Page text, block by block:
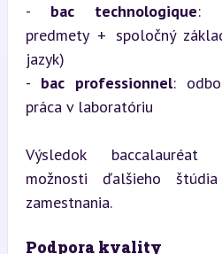
- bac technologique:
predmety + spoločný
jazyk)
- bac professionnel:
práca v laboratóriu
Výsledok baccalauréat
možnosti ďalšieho
zamestnania.
Podpora kvality